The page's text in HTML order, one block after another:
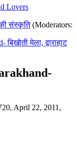
Lovers
संस्कृति (Moderators:
मेला, द्वाराहाट
April 22, 2011,